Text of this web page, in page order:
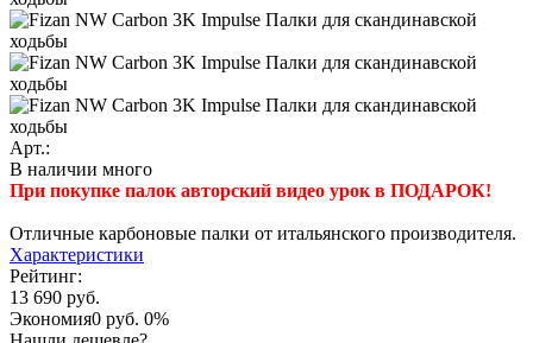
Арт.:
В наличии много
При покупке палок авторский видео урок в ПОДАРОК!
Отличные карбоновые палки от итальянского производителя.
Характеристики
Рейтинг:
13 690 руб.
Экономия0 руб. 0%